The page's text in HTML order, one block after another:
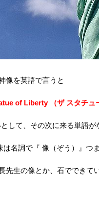
像を英語で言うと
of Liberty （ザ スタチュ
して、その次に来る単語が
は名詞で『 像（ぞう）』つ
先生の像とか、石でできて